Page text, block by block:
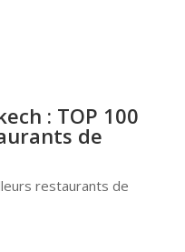
: TOP 100
de
restaurants de